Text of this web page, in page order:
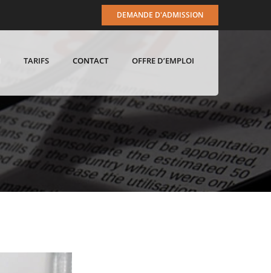
DEMANDE D'ADMISSION
TARIFS CONTACT OFFRE D’EMPLOI